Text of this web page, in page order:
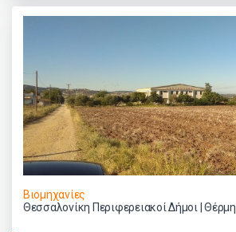
Βιομηχανίες
Θεσσαλονίκη Περιφερειακοί Δήμοι | Θέρμη